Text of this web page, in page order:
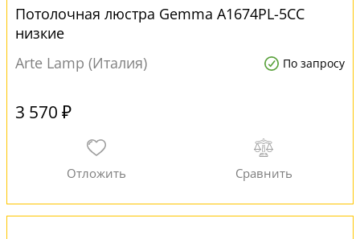
Потолочная люстра Gemma A1674PL-5CC
низкие
Arte Lamp (Италия)
По запросу
3 570 ₽